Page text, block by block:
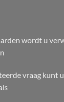
wordt u
vraag kunt